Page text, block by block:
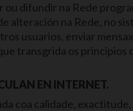
difundir na Rede
na Rede, no
usuarios, enviar
transgrida os principios
EN INTERNET.
coa calidade,